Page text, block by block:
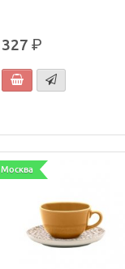
327 р.
Москва